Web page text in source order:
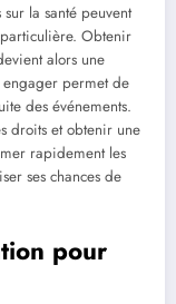
sur la santé peuvent
Obtenir
alors une
permet de
des événements.
droits et obtenir une
rapidement les
ses chances de
pour